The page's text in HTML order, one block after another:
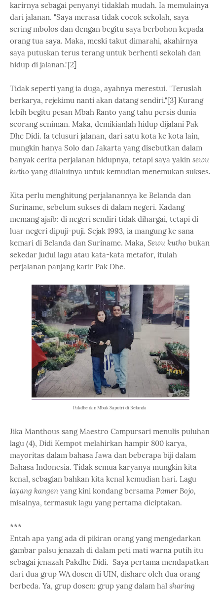
karirnya sebagai penyanyi tidaklah mudah. Ia memulainya
dari jalanan. "Saya merasa tidak cocok sekolah, saya
sering mbolos dan dengan begitu saya berbohon kepada
orang tua saya. Maka, meski takut dimarahi, akahirnya
saya putuskan terus terang untuk berhenti sekolah dan
hidup di jalanan."[2]
Tidak seperti yang ia duga, ayahnya merestui. "Teruslah
berkarya, rejekimu nanti akan datang sendiri."[3] Kurang
lebih begitu pesan Mbah Ranto yang tahu persis dunia
seorang seniman. Maka, demikianlah hidup dijalani Pak
Dhe Didi. Ia telusuri jalanan, dari satu kota ke kota lain,
mungkin hanya Solo dan Jakarta yang disebutkan dalam
banyak cerita perjalanan hidupnya, tetapi saya yakin sewu
kutho yang dilaluinya untuk kemudian menemukan sukses.
Kita perlu menghitung perjalanannya ke Belanda dan
Suriname, sebelum sukses di dalam negeri. Kadang
memang ajaib: di negeri sendiri tidak dihargai, tetapi di
luar negeri dipuji-puji. Sejak 1993, ia mangung ke sana
kemari di Belanda dan Suriname. Maka, Sewu kutho bukan
sekedar judul lagu atau kata-kata metafor, itulah
perjalanan panjang karir Pak Dhe.
Pakdhe dan Mbak Saputri di Belanda
Jika Manthous sang Maestro Campursari menulis puluhan
lagu (4), Didi Kempot melahirkan hampir 800 karya,
mayoritas dalam bahasa Jawa dan beberapa biji dalam
Bahasa Indonesia. Tidak semua karyanya mungkin kita
kenal, sebagian bahkan kita kenal kemudian hari. Lagu
layang kangen yang kini kondang bersama Pamer Bojo,
misalnya, termasuk lagu yang pertama diciptakan.
***
Entah apa yang ada di pikiran orang yang mengedarkan
gambar palsu jenazah di dalam peti mati warna putih itu
sebagai jenazah Pakdhe Didi. Saya pertama mendapatkan
dari dua grup WA dosen di UIN, dishare oleh dua orang
berbeda. Ya, grup dosen: grup yang dalam hal sharing